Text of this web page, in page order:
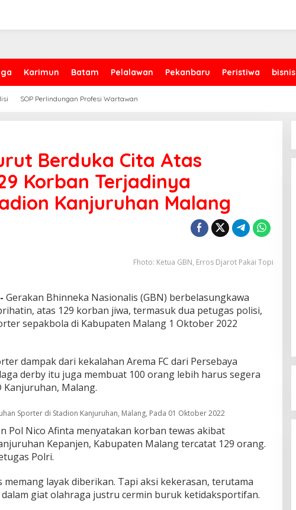
Karimun Batam Pelalawan Pekanbaru Peristiwa bisnis
SOP Perlindungan Profesi Wartawan
Berduka Cita Atas
Korban Terjadinya
Kanjuruhan Malang
Fhoto: Ketua GBN, Erros Djarot Pakai Topi
Gerakan Bhinneka Nasionalis (GBN) berbelasungkawa
atas 129 korban jiwa, termasuk dua petugas polisi,
sepakbola di Kabupaten Malang 1 Oktober 2022
dampak dari kekalahan Arema FC dari Persebaya
derby itu juga membuat 100 orang lebih harus segera
Kanjuruhan, Malang.
Sporter di Stadion Kanjuruhan, Malang, Pada 01 Oktober 2022
Pol Nico Afinta menyatakan korban tewas akibat
Kepanjen, Kabupaten Malang tercatat 129 orang.
Polri.
layak diberikan. Tapi aksi kekerasan, terutama
giat olahraga justru cermin buruk ketidaksportifan.